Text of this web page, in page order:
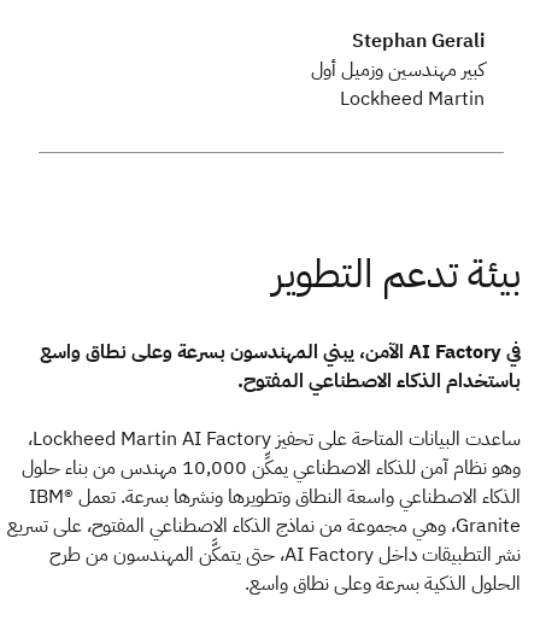
Stephan Gerali
كبير مهندسين وزميل أول
Lockheed Martin
في AI Factory الآمن، يبني المهندسون بسرعة وعلى نطاق واسع
باستخدام الذكاء الاصطناعي المفتوح.
ساعدت البيانات المتاحة على تحفيز Lockheed Martin AI Factory،
وهو نظام آمن للذكاء الاصطناعي يمكِّن 10,000 مهندس من بناء حلول
الذكاء الاصطناعي واسعة النطاق وتطويرها ونشرها بسرعة. تعمل IBM®
Granite، وهي مجموعة من نماذج الذكاء الاصطناعي المفتوح، على تسريع
نشر التطبيقات داخل AI Factory، حتى يتمكَّن المهندسون من طرح
الحلول الذكية بسرعة وعلى نطاق واسع.